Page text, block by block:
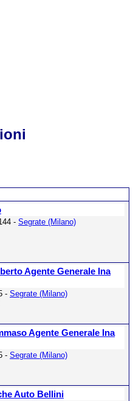
- Segrate (Milano)
Agente Generale Ina
- Segrate (Milano)
Agente Generale Ina
- Segrate (Milano)
Auto Bellini